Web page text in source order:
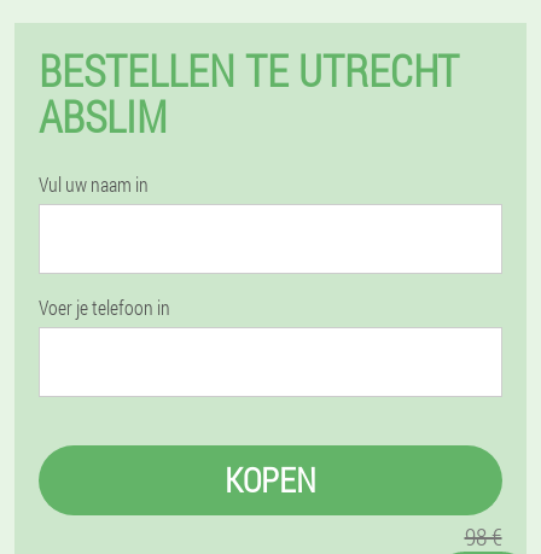
BESTELLEN TE UTRECHT
ABSLIM
Vul uw naam in
Voer je telefoon in
KOPEN
98 €